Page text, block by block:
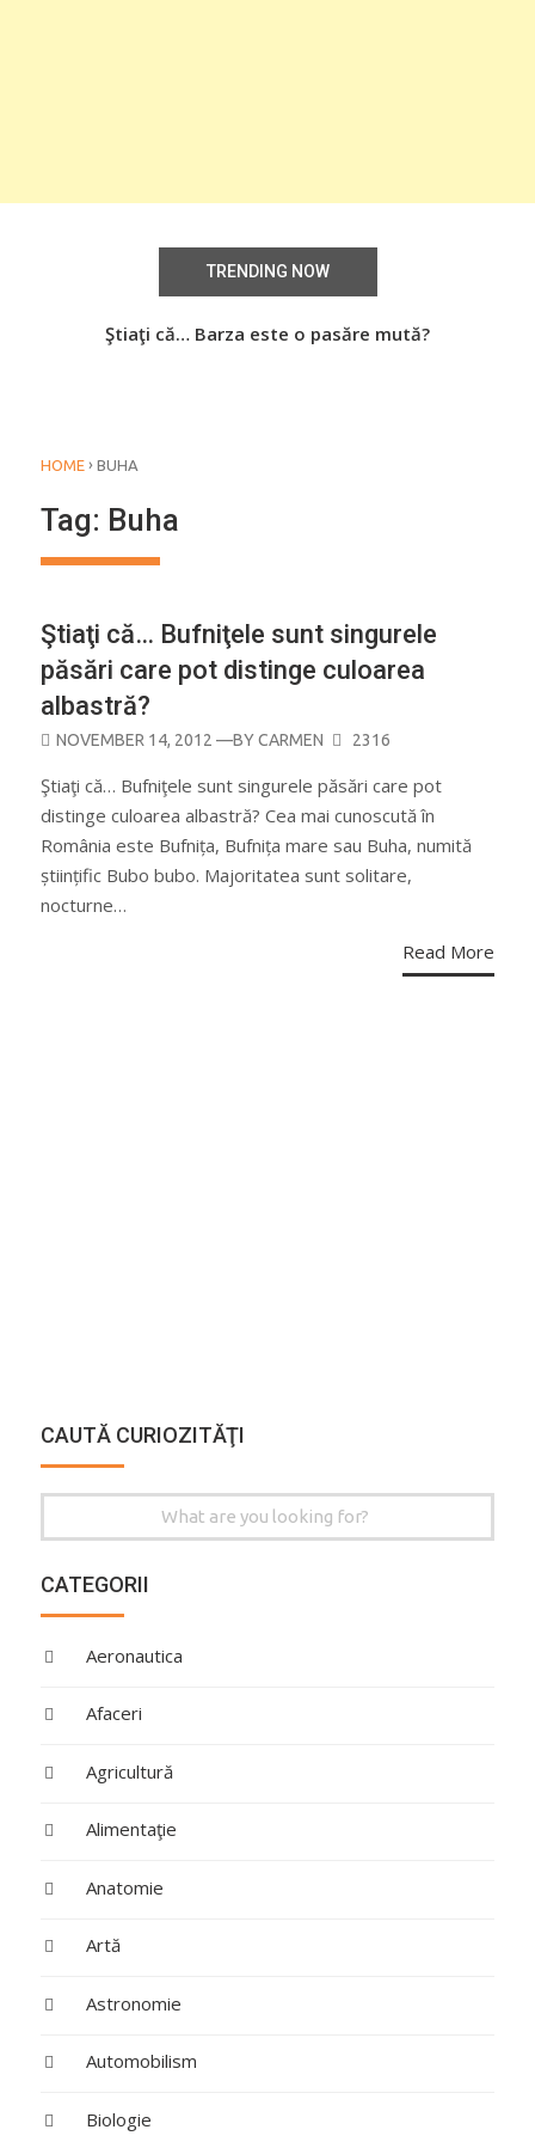
TRENDING NOW
Ştiaţi că… Barza este o pasăre mută?
Știați că… Roşiile îsi păstrează substanţele benefice
HOME › BUHA
Tag: Buha
Ştiaţi că… Bufniţele sunt singurele
păsări care pot distinge culoarea
albastră?
POSTED
NOVEMBER 14, 2012 —BYCARMEN 2316
Ştiaţi că… Bufniţele sunt singurele păsări care pot
distinge culoarea albastră? Cea mai cunoscută în
România este Bufnița, Bufnița mare sau Buha, numită
științific Bubo bubo. Majoritatea sunt solitare,
nocturne…
Read More
CAUTĂ CURIOZITĂŢI
for:
CATEGORII
Aeronautica
Afaceri
Agricultură
Alimentaţie
Anatomie
Artă
Astronomie
Automobilism
Biologie